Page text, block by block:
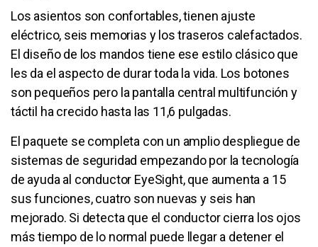
Los asientos son confortables, tienen ajuste
eléctrico, seis memorias y los traseros calefactados.
El diseño de los mandos tiene ese estilo clásico que
les da el aspecto de durar toda la vida. Los botones
son pequeños pero la pantalla central multifunción y
táctil ha crecido hasta las 11,6 pulgadas.
El paquete se completa con un amplio despliegue de
sistemas de seguridad empezando por la tecnología
de ayuda al conductor EyeSight, que aumenta a 15
sus funciones, cuatro son nuevas y seis han
mejorado. Si detecta que el conductor cierra los ojos
más tiempo de lo normal puede llegar a detener el